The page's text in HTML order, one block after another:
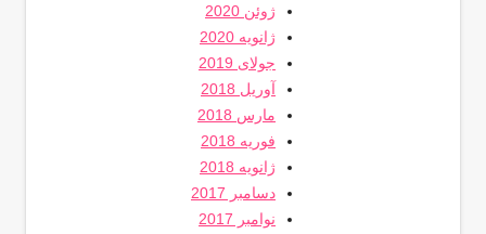
ژوئن 2020
ژانویه 2020
جولای 2019
آوریل 2018
مارس 2018
فوریه 2018
ژانویه 2018
دسامبر 2017
نوامبر 2017